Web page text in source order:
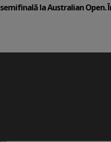
semifinală la Australian Open.